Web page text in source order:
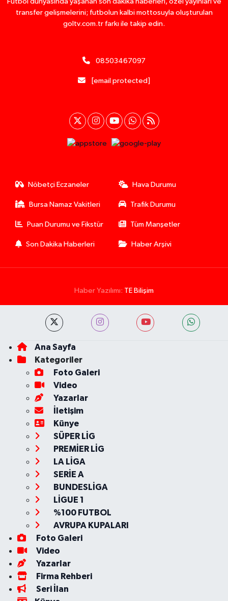
transfer gelişmelerini; futbolun kalbi mottosuyla oluşturulan
goltv.com.tr farkı ile takip edin.
08503467097
[email protected]
Nöbetçi Eczaneler Hava Durumu
Bursa Namaz Vakitleri Trafik Durumu
Puan Durumu ve Fikstür Tüm Manşetler
Son Dakika Haberleri Haber Arşivi
Haber Yazılımı: TE Bilişim
Ana Sayfa
Kategoriler
Foto Galeri
Video
Yazarlar
İletişim
Künye
SÜPER LİG
PREMİER LİG
LA LİGA
SERİE A
BUNDESLİGA
LİGUE 1
%100 FUTBOL
AVRUPA KUPALARI
Foto Galeri
Video
Yazarlar
Firma Rehberi
Seri İlan